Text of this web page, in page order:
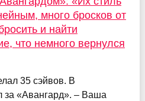
много бросков от
и найти
что немного вернулся
35 сэйвов. В
за «Авангард». – Ваша